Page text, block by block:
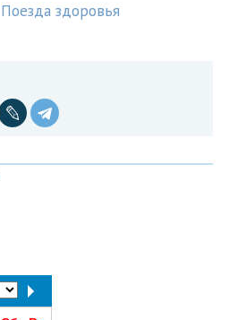
Поезда здоровья